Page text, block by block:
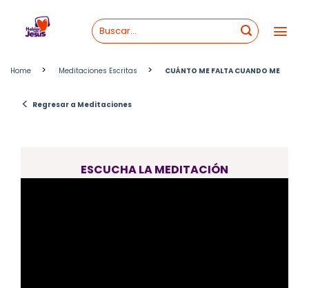
content
Home > Meditaciones Escritas > CUÁNTO ME FALTA CUANDO ME
< Regresar a Meditaciones
ESCUCHA LA MEDITACIÓN